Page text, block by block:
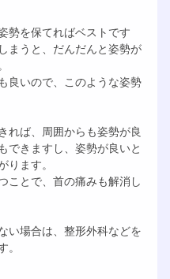
勢を保てればベストです
まうと、だんだんと姿勢が
良いので、このような姿勢
れば、周囲からも姿勢が良
できますし、姿勢が良いと
ます。
ことで、首の痛みも解消し
い場合は、整形外科などを